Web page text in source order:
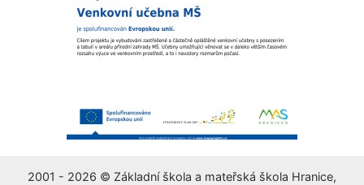
2001 - 2026 © Základní škola a mateřská škola Hranice,